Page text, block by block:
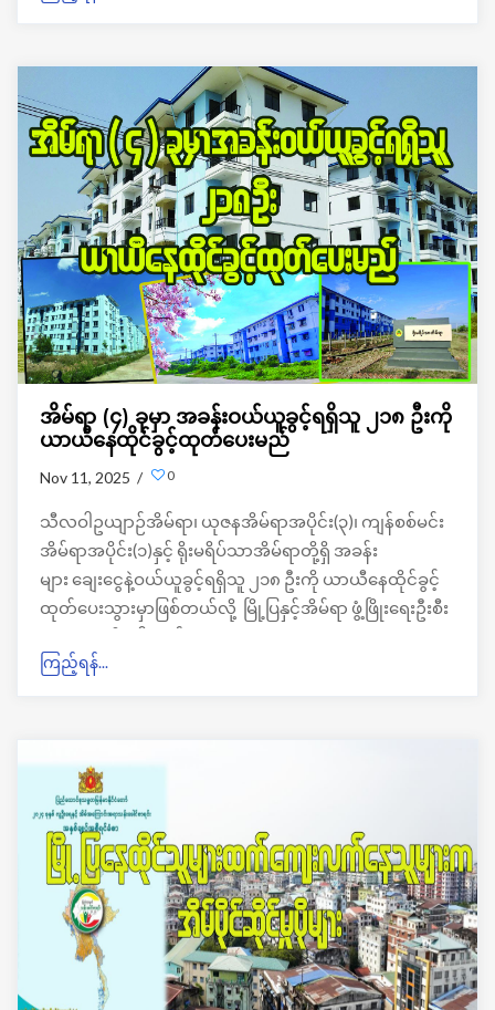
အိမ်ရာ (၄) ခုမှာ အခန်းဝယ်ယူခွင့်ရရှိသူ ၂၁၈ ဦးကို
ယာယီနေထိုင်ခွင့်ထုတ်ပေးမည်
Nov 11, 2025 / 0
သီလဝါဥယျာဉ်အိမ်ရာ၊ ယုဇနအိမ်ရာအပိုင်း(၃)၊ ကျန်စစ်မင်း
အိမ်ရာအပိုင်း(၁)နှင့် ရိုးမရိပ်သာအိမ်ရာတို့ရှိ အခန်း
များ ချေးငွေနဲ့ဝယ်ယူခွင့်ရရှိသူ ၂၁၈ ဦးကို ယာယီနေထိုင်ခွင့်
ထုတ်ပေးသွားမှာဖြစ်တယ်လို့ မြို့ပြနှင့်အိမ်ရာ ဖွံ့ဖြိုးရေးဦးစီး
ကြည့်ရန်...